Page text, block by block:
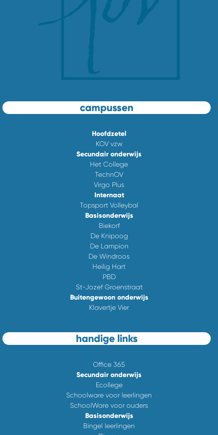
campussen
Hoofdzetel
KOV vzw
Secundair onderwijs
Het College
TechnOV
Virgo Plus
Internaat
Topsport Volleybal
Basisonderwijs
Biekorf
De Knipoog
De Lampion
De Windroos
Heilig Hart
PBD
St-Jozef Groenstraat
Buitengewoon onderwijs
Klavertje Vier
handige links
Office 365
Secundair onderwijs
Ecollege
Schoolware voor leerlingen
SchoolWare voor ouders
Basisonderwijs
Bingel leerlingen